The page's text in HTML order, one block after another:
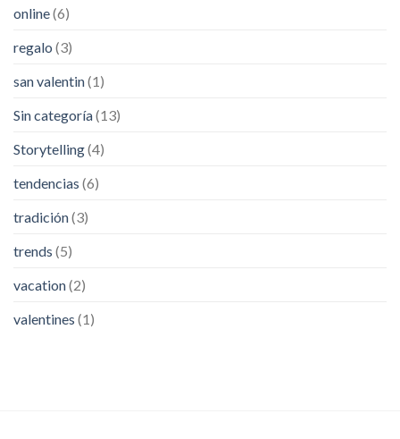
online(6)
regalo (3)
san valentin(1)
Sin categoría(13)
Storytelling(4)
tendencias (6)
tradición(3)
trends (5)
vacation(2)
valentines (1)